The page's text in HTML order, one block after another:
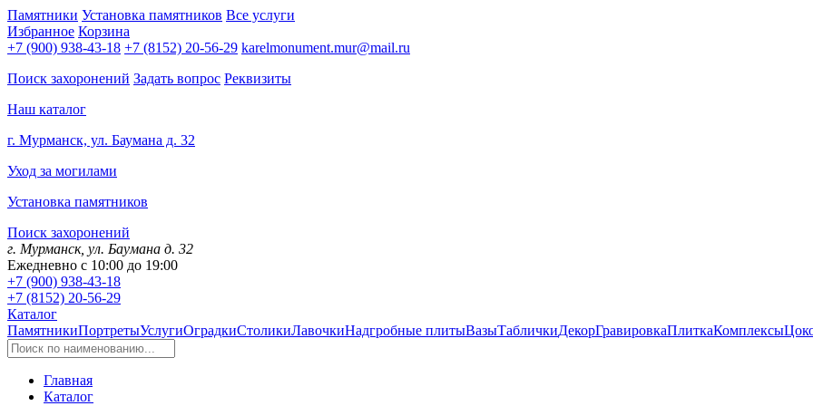
Памятники Установка памятников Все услуги
Избранное Корзина
+7 (900) 938-43-18 +7 (8152) 20-56-29 karelmonument.mur@mail.ru
Поиск захоронений Задать вопрос Реквизиты
Наш каталог
г. Мурманск, ул. Баумана д. 32
Уход за могилами
Установка памятников
Поиск захоронений
г. Мурманск, ул. Баумана д. 32
Ежедневно с 10:00 до 19:00
+7 (900) 938-43-18
+7 (8152) 20-56-29
Каталог
ПамятникиПортретыУслугиОградкиСтоликиЛавочкиНадгробные плитыВазыТабличкиДекорГравировкаПлиткаКомплексы
Главная
Каталог